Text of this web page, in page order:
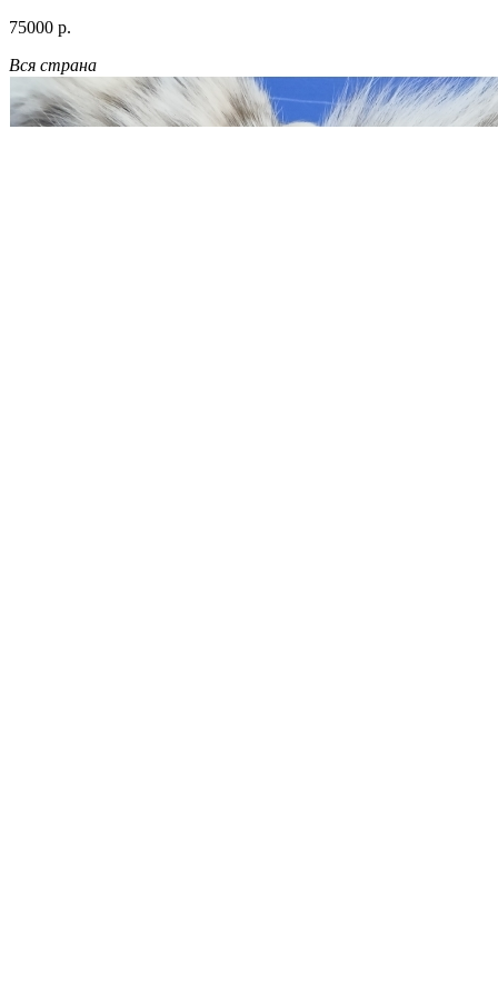
75000 р.
Вся страна